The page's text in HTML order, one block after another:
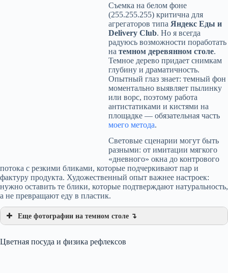
Съемка на белом фоне
(255.255.255) критична для
агрегаторов типа Яндекс Еды и
Delivery Club. Но я всегда
радуюсь возможности поработать
на темном деревянном столе.
Темное дерево придает снимкам
глубину и драматичность.
Опытный глаз знает: темный фон
моментально выявляет пылинку
или ворс, поэтому работа
антистатиками и кистями на
площадке — обязательная часть
моего метода.
Световые сценарии могут быть
разными: от имитации мягкого
«дневного» окна до контрового
потока с резкими бликами, которые подчеркивают пар и
фактуру продукта. Художественный опыт важнее настроек:
нужно оставить те блики, которые подтверждают натуральность,
а не превращают еду в пластик.
Еще фотографии на темном столе ↴
Цветная посуда и физика рефлексов